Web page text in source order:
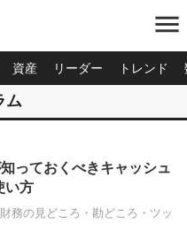
menu
資産 リーダー トレンド
ム
っておくべきキャッシュ
い方
務の見どころ・勘どころ・ツッ